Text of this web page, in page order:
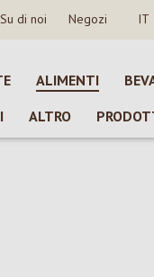
Su di noi Negozi IT
ALIMENTI
ALTRO